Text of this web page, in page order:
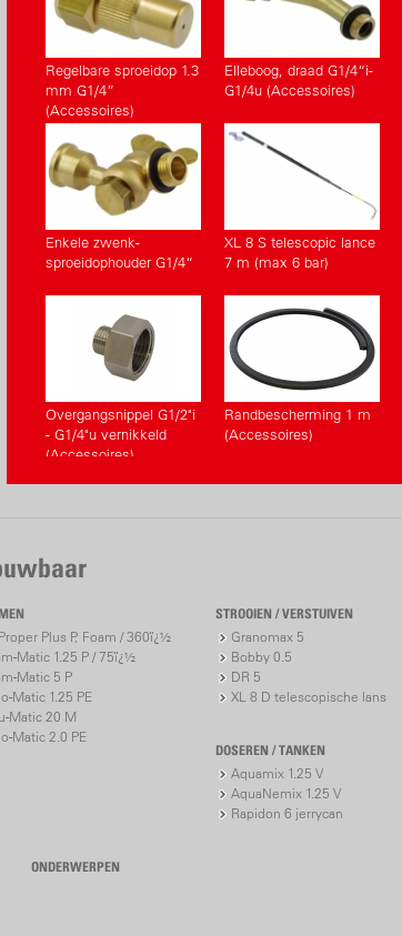
Regelbare sproeidop 1.3
mm G1/4”
(Accessoires)
Elleboog, draad G1/4“i-
G1/4u (Accessoires)
Enkele zwenk-
sproeidophouder G1/4“
XL 8 S telescopic lance
7 m (max 6 bar)
Overgangsnippel G1/2"i
- G1/4"u vernikkeld
(Accessoires)
Randbescherming 1 m
(Accessoires)
Plus P, Foam / 360ï¿½
Matic 1.25 P / 75ï¿½
Matic 5 P
Matic 1.25 PE
Matic 20 M
Matic 2.0 PE
STROOIEN / VERSTUIVEN
Granomax 5
Bobby 0.5
DR 5
XL 8 D telescopische lans
DOSEREN / TANKEN
Aquamix 1.25 V
AquaNemix 1.25 V
Rapidon 6 jerrycan
ONDERWERPEN